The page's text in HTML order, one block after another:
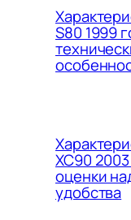
S80 1999
XC90
оценки
удобства